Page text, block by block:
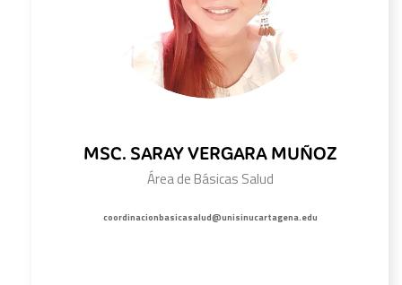
MSC. SARAY VERGARA MUÑOZ
Área de Básicas Salud
coordinacionbasicasalud@unisinucartagena.edu